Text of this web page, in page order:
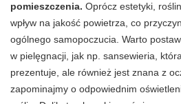
pomieszczenia. Oprócz estetyki,
wpływ na jakość powietrza, co
ogólnego samopoczucia. Warto
w pielęgnacji, jak np. sansewieria,
prezentuje, ale również jest znana z
zapominajmy o odpowiednim